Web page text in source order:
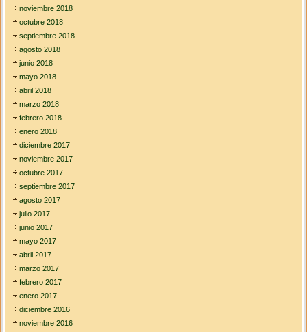
noviembre 2018
octubre 2018
septiembre 2018
agosto 2018
junio 2018
mayo 2018
abril 2018
marzo 2018
febrero 2018
enero 2018
diciembre 2017
noviembre 2017
octubre 2017
septiembre 2017
agosto 2017
julio 2017
junio 2017
mayo 2017
abril 2017
marzo 2017
febrero 2017
enero 2017
diciembre 2016
noviembre 2016